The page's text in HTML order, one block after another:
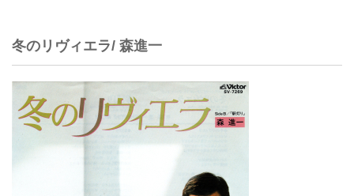
冬のリヴィエラ/ 森進一